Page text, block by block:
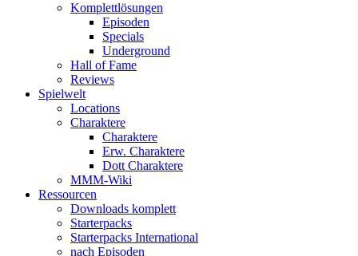
Komplettlösungen
Episoden
Specials
Underground
Hall of Fame
Reviews
Spielwelt
Locations
Charaktere
Charaktere
Erw. Charaktere
Dott Charaktere
MMM-Wiki
Ressourcen
Downloads komplett
Starterpacks
Starterpacks International
nach Episoden